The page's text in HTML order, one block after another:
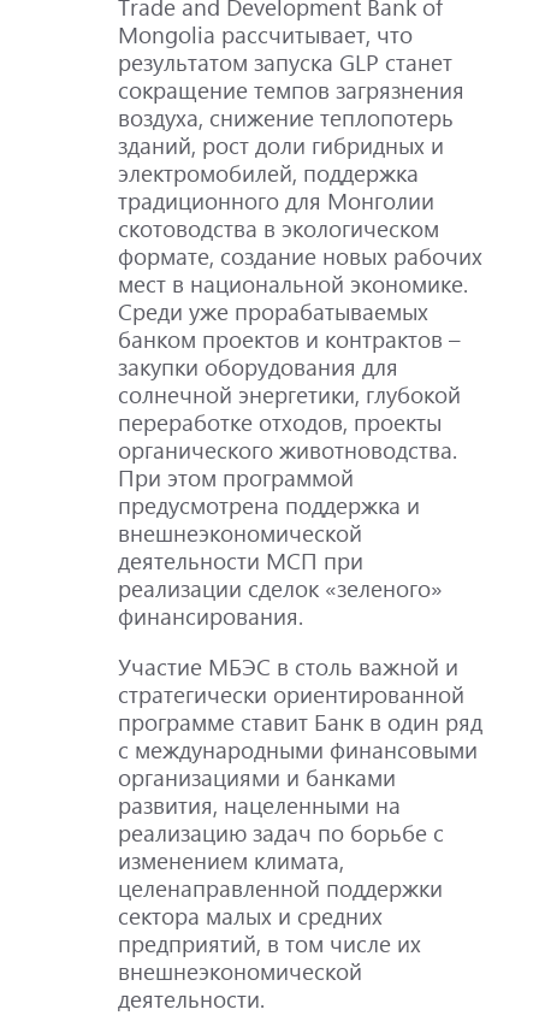
Trade and Development Bank of
Mongolia рассчитывает, что
результатом запуска GLP станет
сокращение темпов загрязнения
воздуха, снижение теплопотерь
зданий, рост доли гибридных и
электромобилей, поддержка
традиционного для Монголии
скотоводства в экологическом
формате, создание новых рабочих
мест в национальной экономике.
Среди уже прорабатываемых
банком проектов и контрактов –
закупки оборудования для
солнечной энергетики, глубокой
переработке отходов, проекты
органического животноводства.
При этом программой
предусмотрена поддержка и
внешнеэкономической
деятельности МСП при
реализации сделок «зеленого»
финансирования.
Участие МБЭС в столь важной и
стратегически ориентированной
программе ставит Банк в один ряд
с международными финансовыми
организациями и банками
развития, нацеленными на
реализацию задач по борьбе с
изменением климата,
целенаправленной поддержки
сектора малых и средних
предприятий, в том числе их
внешнеэкономической
деятельности.